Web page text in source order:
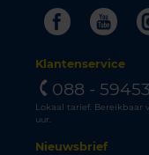
Facebook
Klantenservice
088 -
Lokaal tarief. Bereikbaar
uur.
Nieuwsbrief